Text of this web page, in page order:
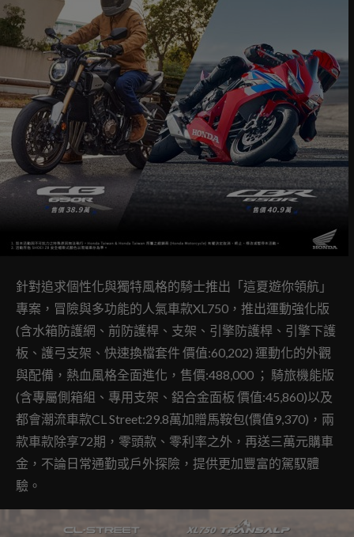
針對追求個性化與獨特風格的騎士推出「這夏遊你領航」
專案，冒險與多功能的人氣車款XL750，推出運動強化版
(含水箱防護網、前防護桿、支架、引擎防護桿、引擎下護
板、護弓支架、快速換檔套件 價值:60,202) 運動化的外觀
與配備，熱血風格全面進化，售價:488,000 ； 騎旅機能版
(含專屬側箱組、專用支架、鋁合金面板 價值:45,860)以及
都會潮流車款CL Street:29.8萬加贈馬鞍包(價值9,370)，兩
款車款除享72期，零頭款、零利率之外，再送三萬元購車
金，不論日常通勤或戶外探險，提供更加豐富的駕馭體
驗。